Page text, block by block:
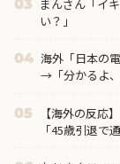
03
まんさん「イ
い？」
04 海外「日本の
→「分かるよ、
05
【海外の反応
「45歳引退で